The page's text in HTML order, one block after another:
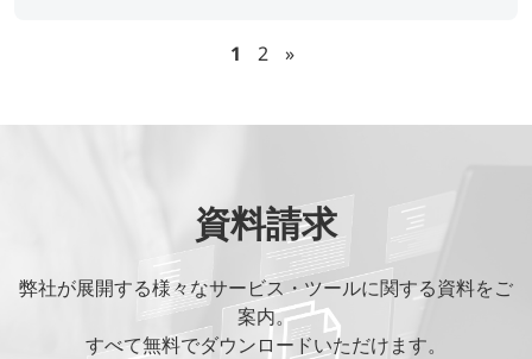
1 2 »
資料請求
弊社が展開する様々なサービス・ツールに関する資料をご
案内。
すべて無料でダウンロードいただけます。